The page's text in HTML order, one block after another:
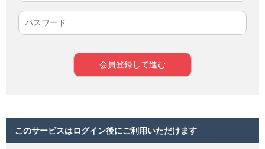
このサービスはログイン後にご利用いただけます